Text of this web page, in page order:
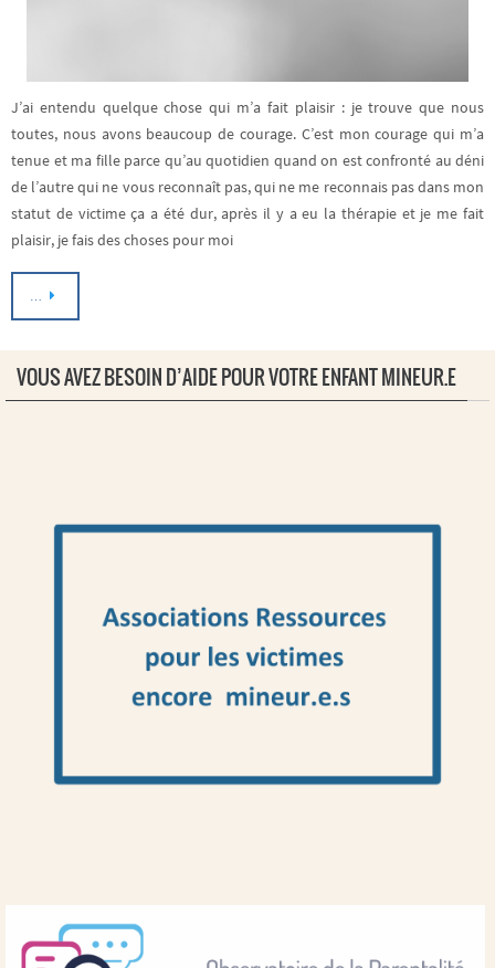
J’ai entendu quelque chose qui m’a fait plaisir : je trouve que nous
toutes, nous avons beaucoup de courage. C’est mon courage qui m’a
tenue et ma fille parce qu’au quotidien quand on est confronté au déni
de l’autre qui ne vous reconnaît pas, qui ne me reconnais pas dans mon
statut de victime ça a été dur, après il y a eu la thérapie et je me fait
plaisir, je fais des choses pour moi
…
VOUS AVEZ BESOIN D’AIDE POUR VOTRE ENFANT MINEUR.E